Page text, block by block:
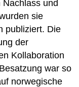
und
sie
publiziert. Die
der
Kollaboration
war so
norwegische